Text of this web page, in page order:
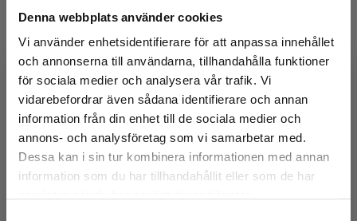
Denna webbplats använder cookies
Vi använder enhetsidentifierare för att anpassa innehållet
och annonserna till användarna, tillhandahålla funktioner
för sociala medier och analysera vår trafik. Vi
vidarebefordrar även sådana identifierare och annan
information från din enhet till de sociala medier och
annons- och analysföretag som vi samarbetar med.
Dessa kan i sin tur kombinera informationen med annan
information som du har tillhandahållit eller som de har
Begränsad fraktregion
Det verkar som att du besöker
studentlitteratur.se via en enhet utanför Sverige.
Kidworthy Works